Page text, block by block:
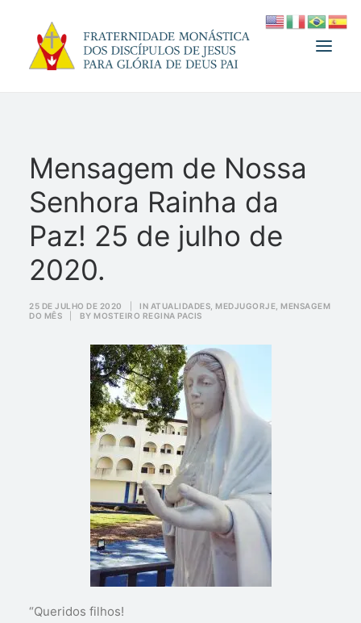
FUNDADOR
MEDJUGORJE
ESPIRITUALIDADE
ATUALIDADES
INFORMATIVO
DOAÇÃO
Mensagem de Nossa
Senhora Rainha da
Paz! 25 de julho de
2020.
25 DE JULHO DE 2020 IN ATUALIDADES MEDJUGORJE MENSAGEM
DO MÊS
BY MOSTEIRO REGINA PACIS
“Queridos filhos!